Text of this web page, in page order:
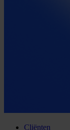
Cliënten